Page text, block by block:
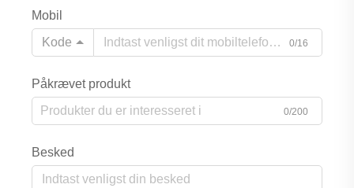
Mobil
Kode
0/16
Påkrævet produkt
0/200
Besked